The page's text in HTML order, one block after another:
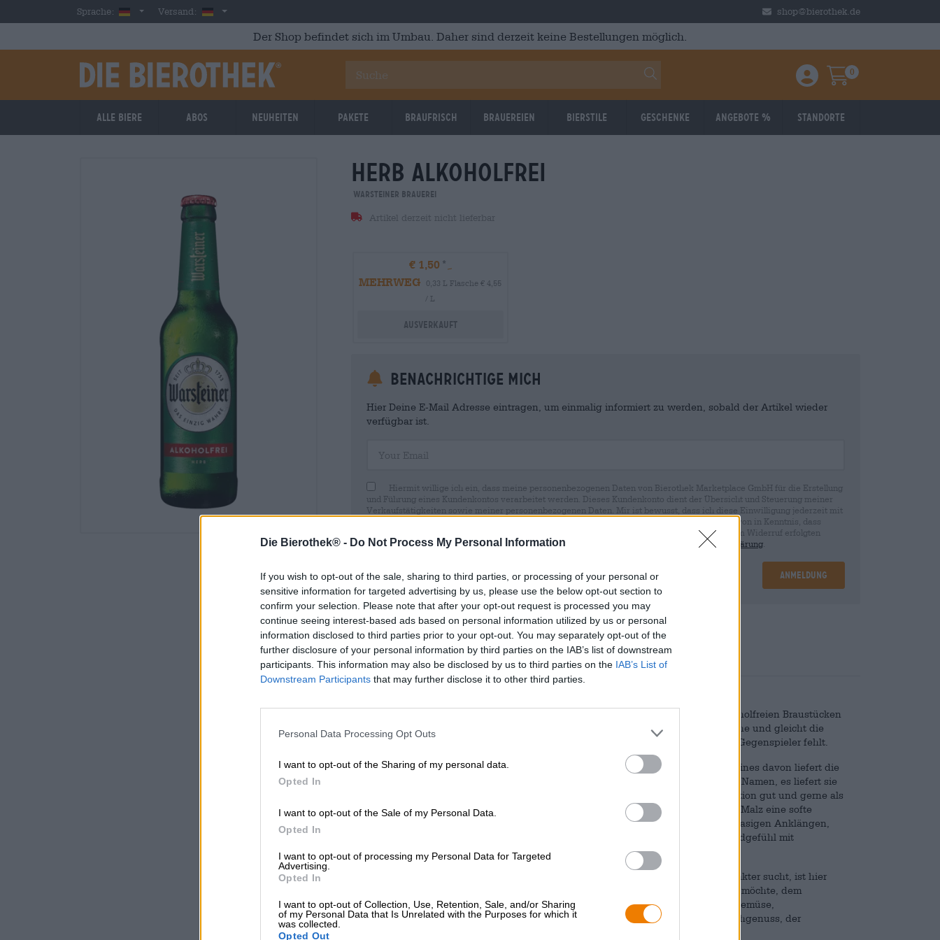
Die Bierothek® - Do Not Process My Personal Information
If you wish to opt-out of the sale, sharing to third parties, or processing of your personal or
sensitive information for targeted advertising by us, please use the below opt-out section to
confirm your selection. Please note that after your opt-out request is processed you may
continue seeing interest-based ads based on personal information utilized by us or personal
information disclosed to third parties prior to your opt-out. You may separately opt-out of the
further disclosure of your personal information by third parties on the IAB’s list of downstream
participants. This information may also be disclosed by us to third parties on the IAB’s List of
Downstream Participants that may further disclose it to other third parties.
Personal Data Processing Opt Outs
I want to opt-out of the Sharing of my personal data.
Opted In
I want to opt-out of the Sale of my Personal Data.
Opted In
I want to opt-out of processing my Personal Data for Targeted
Advertising.
Opted In
I want to opt-out of Collection, Use, Retention, Sale, and/or Sharing
of my Personal Data that Is Unrelated with the Purposes for which it
was collected.
Opted Out
Skip to main contentSprache: GermanVersand: Deutschland shop@bierothek.de
Der Shop befindet sich im Umbau. Daher sind derzeit keine Bestellungen möglich.
Einloggen / Anmelden
Warenkorb
0
Alle Biere Abos Neuheiten Pakete Braufrisch Brauereien Bierstile Geschenke Angebote % Standorte
herb alkoholfrei
Warsteiner Brauerei
Artikel derzeit nicht lieferbar
€ 1,50
MEHRWEG
0,33 L Flasche € 4,55
/ L
Ausverkauft
Benachrichtige mich
Hier Deine E-Mail Adresse eintragen, um einmalig informiert zu werden, sobald der Artikel wieder
verfügbar ist.
Hiermit willige ich ein, dass meine personenbezogenen Daten von Bierothek Marketplace GmbH für die Erstellung
und Führung eines Kundenkontos verarbeitet werden. Dieses Kundenkonto dient der Übersicht und Steuerung meiner
Verkaufstätigkeiten sowie meiner personenbezogenen Daten. Mir ist bewusst, dass ich diese Einwilligung jederzeit mit
Wirkung für die Zukunft per E-Mail an shop@bierothek.de widerrufen kann. Wir setzen Sie davon in Kenntnis, dass
durch den Widerruf der Einwilligung die Rechtmäßigkeit der aufgrund der Einwilligung bis zum Widerruf erfolgten
Verarbeitung nicht berührt wird. Weitere Informationen finden Sie in unserer
Datenschutzerklärung
Anmeldung
* Preise inkl. gesetzlicher MwSt. zzgl.Versandkosten zzgl.Pfand€ 0,08
Beschreibung Infos Bewertungen (0)
Herbe ist eine Eigenschaft, die wir am Bier besonders schätzen und die bei alkoholfreien Braustücken
oft fehlt. Die Herbe macht den Sud interessant, verleiht ihm Charakter und Frische und gleicht die
Fülle des Malzes aus. Viele Alkoholfreie sind unrund, weil ihrer Süße der herbe Gegenspieler fehlt.
Die Brauerei Warsteiner hat einige Alkoholfreie im Sortiment und (mindestens) eines davon liefert die
Lösung für genau dieses Problem: Herb Alkoholfrei trägt die Herbe nicht nur im Namen, es liefert sie
auch geschmacklich ab. Mit weniger als 0,5 % Alkoholgehalt kann man die Kreation gut und gerne als
leichtfüßig bezeichnen, doch am Geschmack wurde nicht gespart: während das Malz eine softe
Grundlage mit sanfter Süße bildet, glänzt der Hopfen mit knackiger Bitterkeit, grasigen Anklängen,
würzigen Kräuternoten und der namensgebenden Herbe. Ein angenehmes Mundgefühl mit
prickelnder Kohlensäure rundet den Gesamteindruck passend ab.
Wer nach einem feinsinnig ausbalancierten, alkoholfreien Bier mit herbem Charakter sucht, ist hier
genau richtig. Und wer diesen Tropfen mit einer passenden Speise kombinieren möchte, dem
empfehlen wir zum Beispiel eine Forelle vom Grill dazu. Serviert mit gegrilltem Gemüse,
hausgemachter Dill-Butter und einem knusprigen Baguette ist der Fisch ein Hochgenuss, der